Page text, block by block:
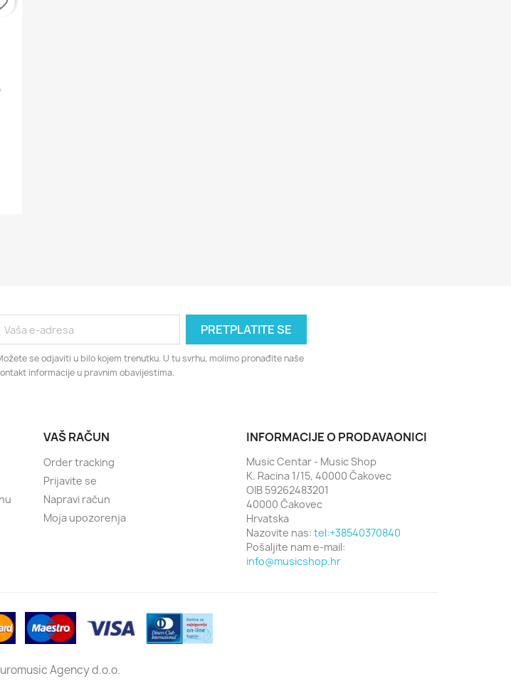
se odjaviti u bilo kojem trenutku. U tu svrhu, molimo pronađite naše
informacije u pravnim obavijestima.
VAŠ RAČUN
Order tracking
Prijavite se
Napravi račun
Moja upozorenja
INFORMACIJE O PRODAVAONICI
Music Centar - Music Shop
K. Racina 1/15, 40000 Čakovec
OIB 59262483201
40000 Čakovec
Hrvatska
Nazovite nas: tel:+38540370840
Pošaljite nam e-mail:
info@musicshop.hr
Agency d.o.o.